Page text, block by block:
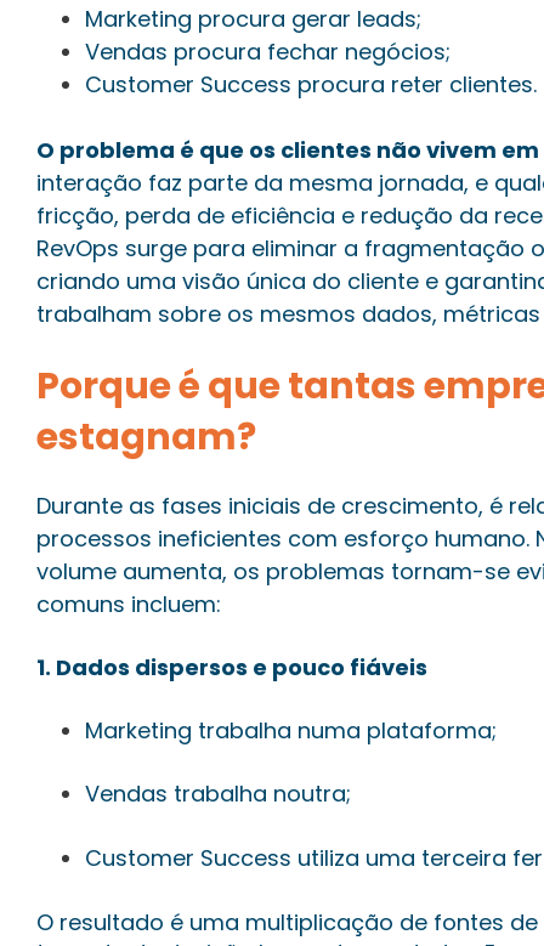
Marketing procura gerar leads;
Vendas procura fechar negócios;
Customer Success procura reter clientes.
O problema é que os clientes não vivem
interação faz parte da mesma jornada, e
fricção, perda de eficiência e redução da
RevOps surge para eliminar a fragmentação
criando uma visão única do cliente e
trabalham sobre os mesmos dados,
Porque é que tantas
estagnam?
Durante as fases iniciais de crescimento, é
processos ineficientes com esforço humano.
volume aumenta, os problemas tornam-se
comuns incluem:
1. Dados dispersos e pouco fiáveis
Marketing trabalha numa plataforma;
Vendas trabalha noutra;
Customer Success utiliza uma terceira
O resultado é uma multiplicação de fontes